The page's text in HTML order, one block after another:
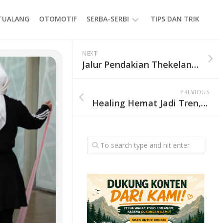
OTOMOTIF SERBA-SERBI
EVENT
GAYA
TIPS DAN TRIK
NEXT
Jalur Pendakian Thekelan Gunung Merbabu Ditutup hingga 7 Juni 2026, Pendaki Diminta Atur Ulang Jadwal
PREVIOUS
Healing Hemat Jadi Tren, Staycation Murah Tetap Bisa Bikin Recharge Tanpa Boros